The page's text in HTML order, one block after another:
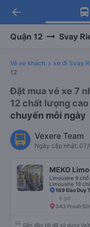
Tải
Nhận
Tải
-30k/
arrow_back
Quận 12 Svay
Vé xe khách xe đi Svay
12
Đặt mua vé xe 7
12 chất lượng
chuyến mỗi ngày
Vexere Team
Ngày cập nhật:
MEKO
Limousine 9 chỗ
Limousine 19
189 Đào Duy
6 giờ
343 Preah
Gần đây tôi đã sử dụng